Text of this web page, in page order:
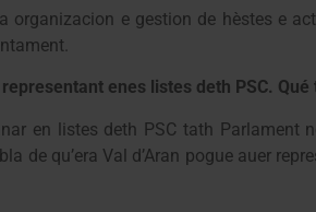
organizacion e gestion de hèstes e
enes listes deth PSC.
en listes deth PSC tath Parlament
de qu’era Val d’Aran pogue auer